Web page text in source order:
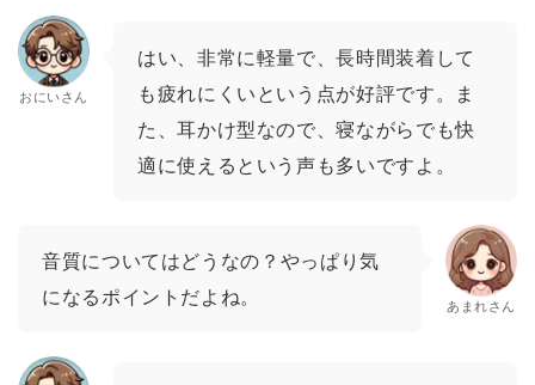
おにいさん
はい、非常に軽量で、長時間装着して
も疲れにくいという点が好評です。ま
た、耳かけ型なので、寝ながらでも快
適に使えるという声も多いですよ。
音質についてはどうなの？やっぱり気
になるポイントだよね。
あまれさん